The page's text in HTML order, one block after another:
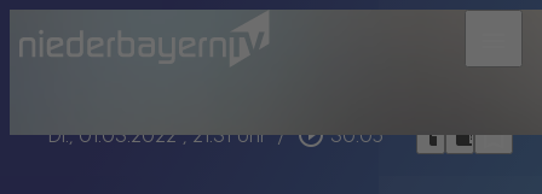
Di., 01.03.2022, 21:31 Uhr / play_circle_outline 30:05 headphoneschrome_reader_modebookmark_border